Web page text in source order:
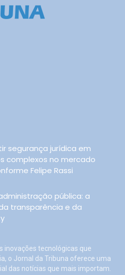
segurança jurídica em
complexos no mercado
Felipe Rassi
pública: a
transparência e da
inovações tecnológicas que
o Jornal da Tribuna oferece uma
das notícias que mais importam.